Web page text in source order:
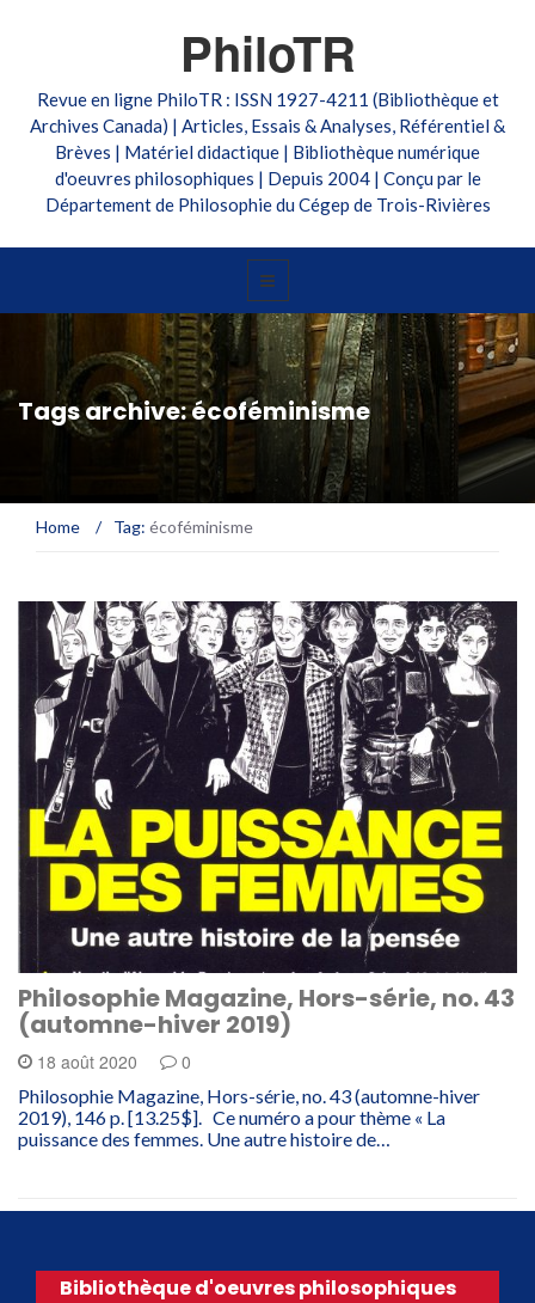
PhiloTR
Revue en ligne PhiloTR : ISSN 1927-4211 (Bibliothèque et
Archives Canada) | Articles, Essais & Analyses, Référentiel &
Brèves | Matériel didactique | Bibliothèque numérique
d'oeuvres philosophiques | Depuis 2004 | Conçu par le
Département de Philosophie du Cégep de Trois-Rivières
Tags archive: écoféminisme
Home / Tag: écoféminisme
Philosophie Magazine, Hors-série, no. 43
(automne-hiver 2019)
18 août 2020 0
Philosophie Magazine, Hors-série, no. 43 (automne-hiver
2019), 146 p. [13.25$]. Ce numéro a pour thème « La
puissance des femmes. Une autre histoire de…
Bibliothèque d'oeuvres philosophiques